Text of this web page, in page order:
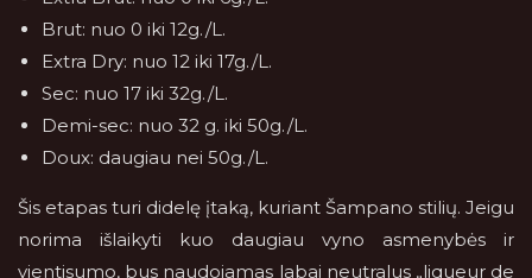
Brut: nuo 0 iki 12g./L.
Extra Dry: nuo 12 iki 17g./L.
Sec: nuo 17 iki 32g./L.
Demi-sec: nuo 32 g. iki 50g./L.
Doux: daugiau nei 50g./L.
Šis etapas turi didelę įtaką, kuriant Šampano stilių. Jeigu
norima išlaikyti kuo daugiau vyno asmenybės ir
vientisumo, bus naudojamas labai neutralus „liqueur de